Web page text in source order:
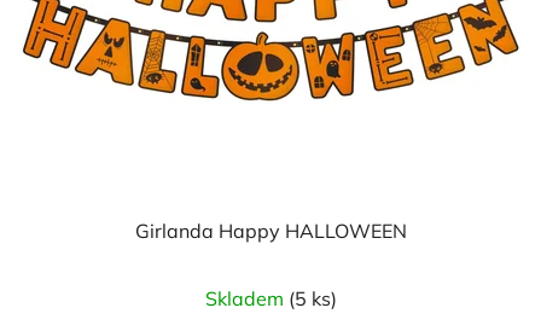
Girlanda Happy HALLOWEEN
Skladem (5 ks)